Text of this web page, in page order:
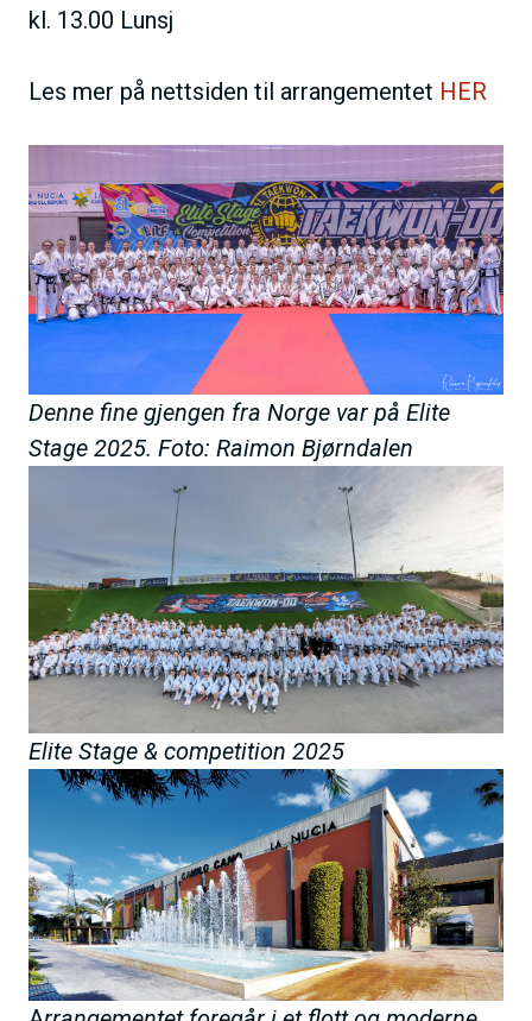
kl. 13.00 Lunsj
Les mer på nettsiden til arrangementet HER
Denne fine gjengen fra Norge var på Elite
Stage 2025. Foto: Raimon Bjørndalen
Elite Stage & competition 2025